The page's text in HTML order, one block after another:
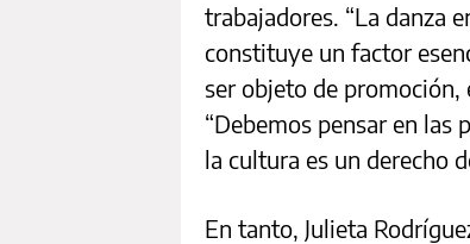
trabajadores. “La danza
constituye un factor
ser objeto de promoción,
“Debemos pensar en las
la cultura es un derecho
En tanto, Julieta